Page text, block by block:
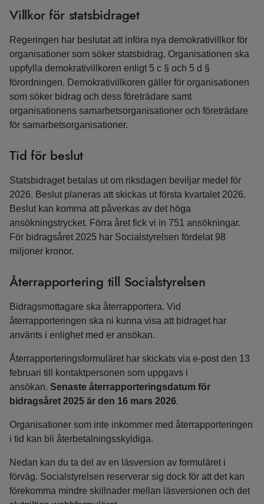
Villkor för statsbidraget
Regeringen har beslutat att införa nya demokrativillkor för
organisationer som söker statsbidrag. Organisationen ska
uppfylla demokrativillkoren enligt 5 c § och 5 d §
förordningen. Demokrativillkoren gäller för organisationen
som söker bidrag och dess företrädare samt
organisationens samarbetsorganisationer och företrädare
för samarbetsorganisationer.
Tid för beslut
Statsbidraget betalas ut om riksdagen beviljar medel för
2026. Beslut planeras att skickas ut första kvartalet 2026.
Beslut kan komma att påverkas av det höga
ansökningstrycket. Förra året fick vi in 751 ansökningar.
För bidragsåret 2025 har Socialstyrelsen fördelat 98
miljoner kronor.
Återrapportering till Socialstyrelsen
Bidragsmottagare ska återrapportera. Vid
återrapporteringen ska ni kunna visa att bidraget har
använts i enlighet med er ansökan.
Återrapporteringsformuläret har skickats via e-post den 13
februari till kontaktpersonen som uppgavs i
ansökan. Senaste återrapporteringsdatum för
bidragsåret 2025 är den 16 mars 2026.
Organisationer som inte inkommer med återrapporteringen
i tid kan bli återbetalningsskyldiga.
Nedan kan du ta del av en läsversion av formuläret i
förväg. Socialstyrelsen reserverar sig dock för att det kan
förekomma mindre skillnader mellan läsversionen och det